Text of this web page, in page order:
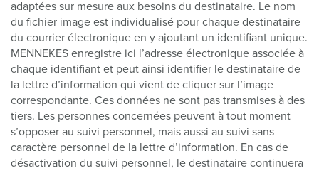
adaptées sur mesure aux besoins du destinataire. Le nom
du fichier image est individualisé pour chaque destinataire
du courrier électronique en y ajoutant un identifiant unique.
MENNEKES enregistre ici l’adresse électronique associée à
chaque identifiant et peut ainsi identifier le destinataire de
la lettre d’information qui vient de cliquer sur l’image
correspondante. Ces données ne sont pas transmises à des
tiers. Les personnes concernées peuvent à tout moment
s’opposer au suivi personnel, mais aussi au suivi sans
caractère personnel de la lettre d’information. En cas de
désactivation du suivi personnel, le destinataire continuera